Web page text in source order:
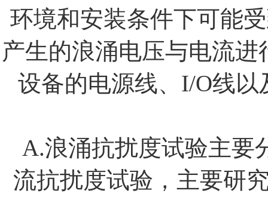
环境和安装条件下可能
产生的浪涌电压与电流
设备的电源线、 I/O线以
A.浪涌抗扰度试验主要
流抗扰度试验，主要研